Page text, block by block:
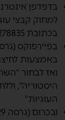
למחוק קבצי
בכתובת http://support.microsoft.com/kb/278835 )
באמצעות
ואז לבחור
היסטוריה",
העוגיות"